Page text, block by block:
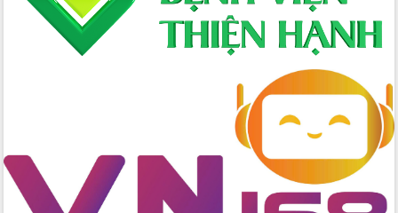
Triển khai đồng bộ đo đạc, lập hồ sơ
địa chính, hoàn thiện cơ sở dữ liệu đất
Đắk Lắk đẩy mạnh nuôi biển công
nghệ, hướng tới phát triển thủy sản
bền vững